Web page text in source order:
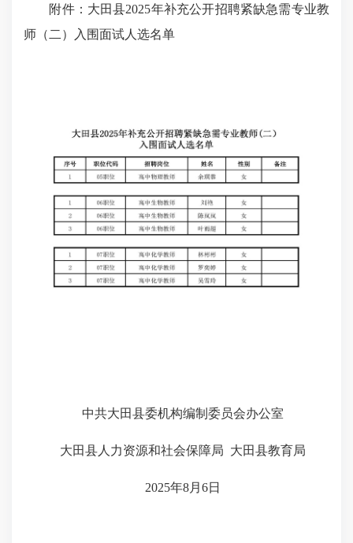
附件：大田县2025年补充公开招聘紧缺急需专业教
师（二）入围面试人选名单
中共大田县委机构编制委员会办公室
大田县人力资源和社会保障局 大田县教育局
2025年8月 6日